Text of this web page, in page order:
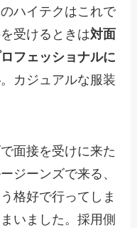
ハイテクはこれで
受けるときは対面
フェッショナルに
。カジュアルな服装
面接を受けに来た
ジーンズで来る、
格好で行ってしま
いました。採用側